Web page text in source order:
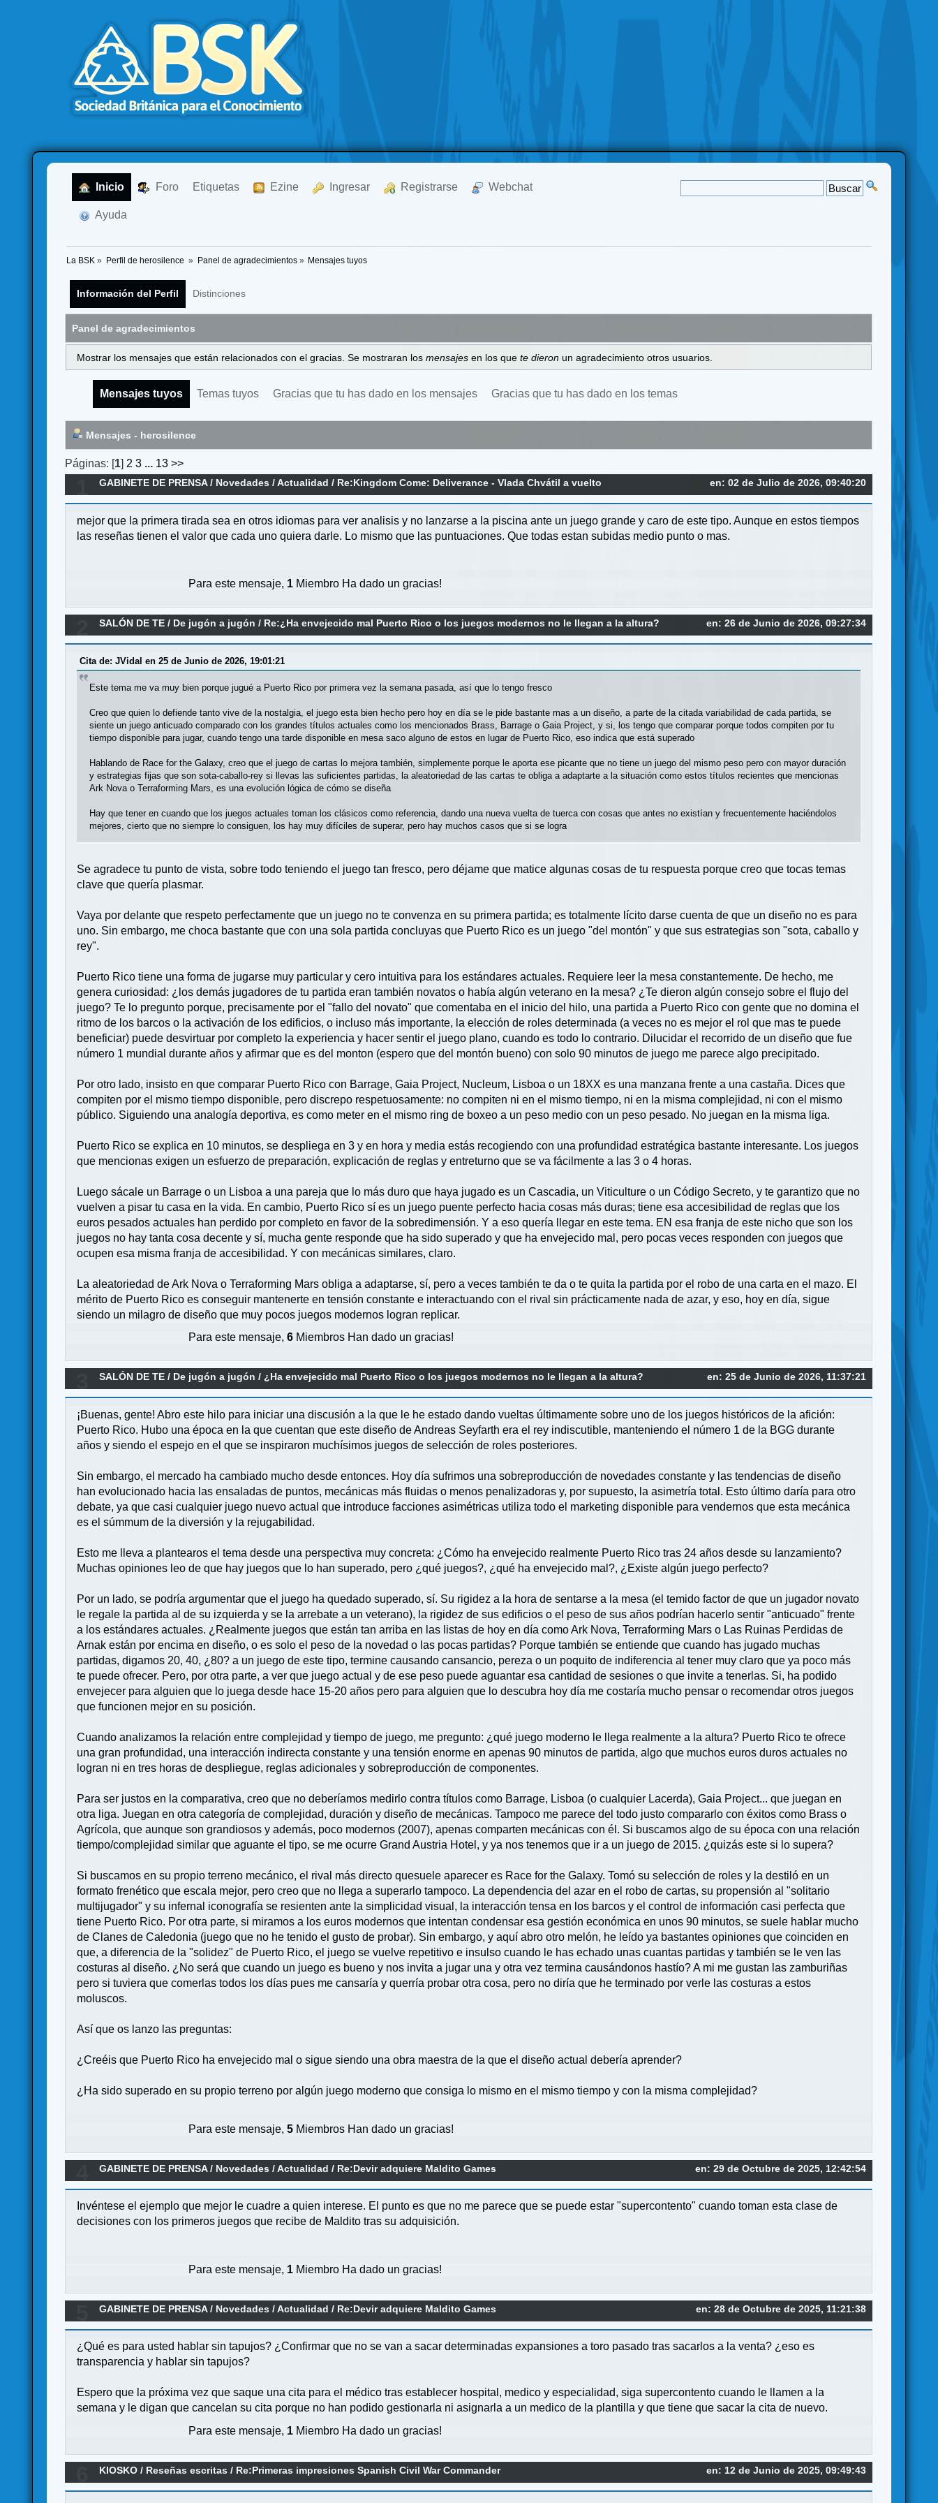
Inicio Foro Etiquetas Ezine Ingresar Registrarse Webchat
Ayuda
La BSK » Perfil de herosilence » Panel de agradecimientos» Mensajes tuyos
Información del Perfil Distinciones
Panel de agradecimientos
Mostrar los mensajes que están relacionados con el gracias. Se mostraran los mensajes en los que te dieron un agradecimiento otros usuarios.
Mensajes tuyos Temas tuyos Gracias que tu has dado en los mensajes Gracias que tu has dado en los temas
Mensajes - herosilence
Páginas: [1] 2 3 ... 13 >>
en: 02 de Julio de 2026, 09:40:20
GABINETE DE PRENSA/ Novedades / Actualidad / Re:Kingdom Come: Deliverance - Vlada Chvátil a vuelto
mejor que la primera tirada sea en otros idiomas para ver analisis y no lanzarse a la piscina ante un juego grande y caro de este tipo. Aunque en estos tiempos
las reseñas tienen el valor que cada uno quiera darle. Lo mismo que las puntuaciones. Que todas estan subidas medio punto o mas.
Para este mensaje, 1 Miembro Ha dado un gracias!
en: 26 de Junio de 2026, 09:27:34
SALÓN DE TE / De jugón a jugón / Re:¿Ha envejecido mal Puerto Rico o los juegos modernos no le llegan a la altura?
Cita de: JVidal en 25 de Junio de 2026, 19:01:21
Este tema me va muy bien porque jugué a Puerto Rico por primera vez la semana pasada, así que lo tengo fresco
Creo que quien lo defiende tanto vive de la nostalgia, el juego esta bien hecho pero hoy en día se le pide bastante mas a un diseño, a parte de la citada variabilidad de cada partida, se
siente un juego anticuado comparado con los grandes títulos actuales como los mencionados Brass, Barrage o Gaia Project, y si, los tengo que comparar porque todos compiten por tu
tiempo disponible para jugar, cuando tengo una tarde disponible en mesa saco alguno de estos en lugar de Puerto Rico, eso indica que está superado
Hablando de Race for the Galaxy, creo que el juego de cartas lo mejora también, simplemente porque le aporta ese picante que no tiene un juego del mismo peso pero con mayor duración
y estrategias fijas que son sota-caballo-rey si llevas las suficientes partidas, la aleatoriedad de las cartas te obliga a adaptarte a la situación como estos títulos recientes que mencionas
Ark Nova o Terraforming Mars, es una evolución lógica de cómo se diseña
Hay que tener en cuando que los juegos actuales toman los clásicos como referencia, dando una nueva vuelta de tuerca con cosas que antes no existían y frecuentemente haciéndolos
mejores, cierto que no siempre lo consiguen, los hay muy difíciles de superar, pero hay muchos casos que si se logra
Se agradece tu punto de vista, sobre todo teniendo el juego tan fresco, pero déjame que matice algunas cosas de tu respuesta porque creo que tocas temas
clave que quería plasmar.
Vaya por delante que respeto perfectamente que un juego no te convenza en su primera partida; es totalmente lícito darse cuenta de que un diseño no es para
uno. Sin embargo, me choca bastante que con una sola partida concluyas que Puerto Rico es un juego "del montón" y que sus estrategias son "sota, caballo y
rey".
Puerto Rico tiene una forma de jugarse muy particular y cero intuitiva para los estándares actuales. Requiere leer la mesa constantemente. De hecho, me
genera curiosidad: ¿los demás jugadores de tu partida eran también novatos o había algún veterano en la mesa? ¿Te dieron algún consejo sobre el flujo del
juego? Te lo pregunto porque, precisamente por el "fallo del novato" que comentaba en el inicio del hilo, una partida a Puerto Rico con gente que no domina el
ritmo de los barcos o la activación de los edificios, o incluso más importante, la elección de roles determinada (a veces no es mejor el rol que mas te puede
beneficiar) puede desvirtuar por completo la experiencia y hacer sentir el juego plano, cuando es todo lo contrario. Dilucidar el recorrido de un diseño que fue
número 1 mundial durante años y afirmar que es del monton (espero que del montón bueno) con solo 90 minutos de juego me parece algo precipitado.
Por otro lado, insisto en que comparar Puerto Rico con Barrage, Gaia Project, Nucleum, Lisboa o un 18XX es una manzana frente a una castaña. Dices que
compiten por el mismo tiempo disponible, pero discrepo respetuosamente: no compiten ni en el mismo tiempo, ni en la misma complejidad, ni con el mismo
público. Siguiendo una analogía deportiva, es como meter en el mismo ring de boxeo a un peso medio con un peso pesado. No juegan en la misma liga.
Puerto Rico se explica en 10 minutos, se despliega en 3 y en hora y media estás recogiendo con una profundidad estratégica bastante interesante. Los juegos
que mencionas exigen un esfuerzo de preparación, explicación de reglas y entreturno que se va fácilmente a las 3 o 4 horas.
Luego sácale un Barrage o un Lisboa a una pareja que lo más duro que haya jugado es un Cascadia, un Viticulture o un Código Secreto, y te garantizo que no
vuelven a pisar tu casa en la vida. En cambio, Puerto Rico sí es un juego puente perfecto hacia cosas más duras; tiene esa accesibilidad de reglas que los
euros pesados actuales han perdido por completo en favor de la sobredimensión. Y a eso quería llegar en este tema. EN esa franja de este nicho que son los
juegos no hay tanta cosa decente y sí, mucha gente responde que ha sido superado y que ha envejecido mal, pero pocas veces responden con juegos que
ocupen esa misma franja de accesibilidad. Y con mecánicas similares, claro.
La aleatoriedad de Ark Nova o Terraforming Mars obliga a adaptarse, sí, pero a veces también te da o te quita la partida por el robo de una carta en el mazo. El
mérito de Puerto Rico es conseguir mantenerte en tensión constante e interactuando con el rival sin prácticamente nada de azar, y eso, hoy en día, sigue
siendo un milagro de diseño que muy pocos juegos modernos logran replicar.
Para este mensaje,6 Miembros Han dado un gracias!
en: 25 de Junio de 2026, 11:37:21
SALÓN DE TE / De jugón a jugón /¿Ha envejecido mal Puerto Rico o los juegos modernos no le llegan a la altura?
¡Buenas, gente! Abro este hilo para iniciar una discusión a la que le he estado dando vueltas últimamente sobre uno de los juegos históricos de la afición:
Puerto Rico. Hubo una época en la que cuentan que este diseño de Andreas Seyfarth era el rey indiscutible, manteniendo el número 1 de la BGG durante
años y siendo el espejo en el que se inspiraron muchísimos juegos de selección de roles posteriores.
Sin embargo, el mercado ha cambiado mucho desde entonces. Hoy día sufrimos una sobreproducción de novedades constante y las tendencias de diseño
han evolucionado hacia las ensaladas de puntos, mecánicas más fluidas o menos penalizadoras y, por supuesto, la asimetría total. Esto último daría para otro
debate, ya que casi cualquier juego nuevo actual que introduce facciones asimétricas utiliza todo el marketing disponible para vendernos que esta mecánica
es el súmmum de la diversión y la rejugabilidad.
Esto me lleva a plantearos el tema desde una perspectiva muy concreta: ¿Cómo ha envejecido realmente Puerto Rico tras 24 años desde su lanzamiento?
Muchas opiniones leo de que hay juegos que lo han superado, pero ¿qué juegos?, ¿qué ha envejecido mal?, ¿Existe algún juego perfecto?
Por un lado, se podría argumentar que el juego ha quedado superado, sí. Su rigidez a la hora de sentarse a la mesa (el temido factor de que un jugador novato
le regale la partida al de su izquierda y se la arrebate a un veterano), la rigidez de sus edificios o el peso de sus años podrían hacerlo sentir "anticuado" frente
a los estándares actuales. ¿Realmente juegos que están tan arriba en las listas de hoy en día como Ark Nova, Terraforming Mars o Las Ruinas Perdidas de
Arnak están por encima en diseño, o es solo el peso de la novedad o las pocas partidas? Porque también se entiende que cuando has jugado muchas
partidas, digamos 20, 40, ¿80? a un juego de este tipo, termine causando cansancio, pereza o un poquito de indiferencia al tener muy claro que ya poco más
te puede ofrecer. Pero, por otra parte, a ver que juego actual y de ese peso puede aguantar esa cantidad de sesiones o que invite a tenerlas. Si, ha podido
envejecer para alguien que lo juega desde hace 15-20 años pero para alguien que lo descubra hoy día me costaría mucho pensar o recomendar otros juegos
que funcionen mejor en su posición.
Cuando analizamos la relación entre complejidad y tiempo de juego, me pregunto: ¿qué juego moderno le llega realmente a la altura? Puerto Rico te ofrece
una gran profundidad, una interacción indirecta constante y una tensión enorme en apenas 90 minutos de partida, algo que muchos euros duros actuales no
logran ni en tres horas de despliegue, reglas adicionales y sobreproducción de componentes.
Para ser justos en la comparativa, creo que no deberíamos medirlo contra títulos como Barrage, Lisboa (o cualquier Lacerda), Gaia Project... que juegan en
otra liga. Juegan en otra categoría de complejidad, duración y diseño de mecánicas. Tampoco me parece del todo justo compararlo con éxitos como Brass o
Agrícola, que aunque son grandiosos y además, poco modernos (2007), apenas comparten mecánicas con él. Si buscamos algo de su época con una relación
tiempo/complejidad similar que aguante el tipo, se me ocurre Grand Austria Hotel, y ya nos tenemos que ir a un juego de 2015. ¿quizás este si lo supera?
Si buscamos en su propio terreno mecánico, el rival más directo quesuele aparecer es Race for the Galaxy. Tomó su selección de roles y la destiló en un
formato frenético que escala mejor, pero creo que no llega a superarlo tampoco. La dependencia del azar en el robo de cartas, su propensión al "solitario
multijugador" y su infernal iconografía se resienten ante la simplicidad visual, la interacción tensa en los barcos y el control de información casi perfecta que
tiene Puerto Rico. Por otra parte, si miramos a los euros modernos que intentan condensar esa gestión económica en unos 90 minutos, se suele hablar mucho
de Clanes de Caledonia (juego que no he tenido el gusto de probar). Sin embargo, y aquí abro otro melón, he leído ya bastantes opiniones que coinciden en
que, a diferencia de la "solidez" de Puerto Rico, el juego se vuelve repetitivo e insulso cuando le has echado unas cuantas partidas y también se le ven las
costuras al diseño. ¿No será que cuando un juego es bueno y nos invita a jugar una y otra vez termina causándonos hastío? A mi me gustan las zamburiñas
pero si tuviera que comerlas todos los días pues me cansaría y querría probar otra cosa, pero no diría que he terminado por verle las costuras a estos
moluscos.
Así que os lanzo las preguntas:
¿Creéis que Puerto Rico ha envejecido mal o sigue siendo una obra maestra de la que el diseño actual debería aprender?
¿Ha sido superado en su propio terreno por algún juego moderno que consiga lo mismo en el mismo tiempo y con la misma complejidad?
Para este mensaje,5 Miembros Han dado un gracias!
en: 29 de Octubre de 2025, 12:42:54
GABINETE DE PRENSA/ Novedades / Actualidad / Re:Devir adquiere Maldito Games
Invéntese el ejemplo que mejor le cuadre a quien interese. El punto es que no me parece que se puede estar "supercontento" cuando toman esta clase de
decisiones con los primeros juegos que recibe de Maldito tras su adquisición.
Para este mensaje, 1 Miembro Ha dado un gracias!
en: 28 de Octubre de 2025, 11:21:38
GABINETE DE PRENSA/ Novedades / Actualidad / Re:Devir adquiere Maldito Games
¿Qué es para usted hablar sin tapujos? ¿Confirmar que no se van a sacar determinadas expansiones a toro pasado tras sacarlos a la venta? ¿eso es
transparencia y hablar sin tapujos?
Espero que la próxima vez que saque una cita para el médico tras establecer hospital, medico y especialidad, siga supercontento cuando le llamen a la
semana y le digan que cancelan su cita porque no han podido gestionarla ni asignarla a un medico de la plantilla y que tiene que sacar la cita de nuevo.
Para este mensaje, 1 Miembro Ha dado un gracias!
en: 12 de Junio de 2025, 09:49:43
KIOSKO / Reseñas escritas / Re:Primeras impresiones Spanish Civil War Commander